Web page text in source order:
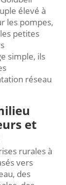
élevé à
les pompes,
petites
simple, ils
réseau
et
rurales à
vers
des